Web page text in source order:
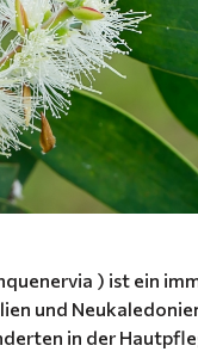
) ist ein
und
in der